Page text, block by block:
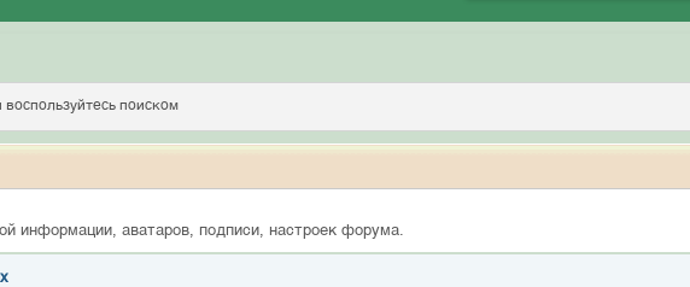
поиском
информации, аватаров, подписи, настроек форума.